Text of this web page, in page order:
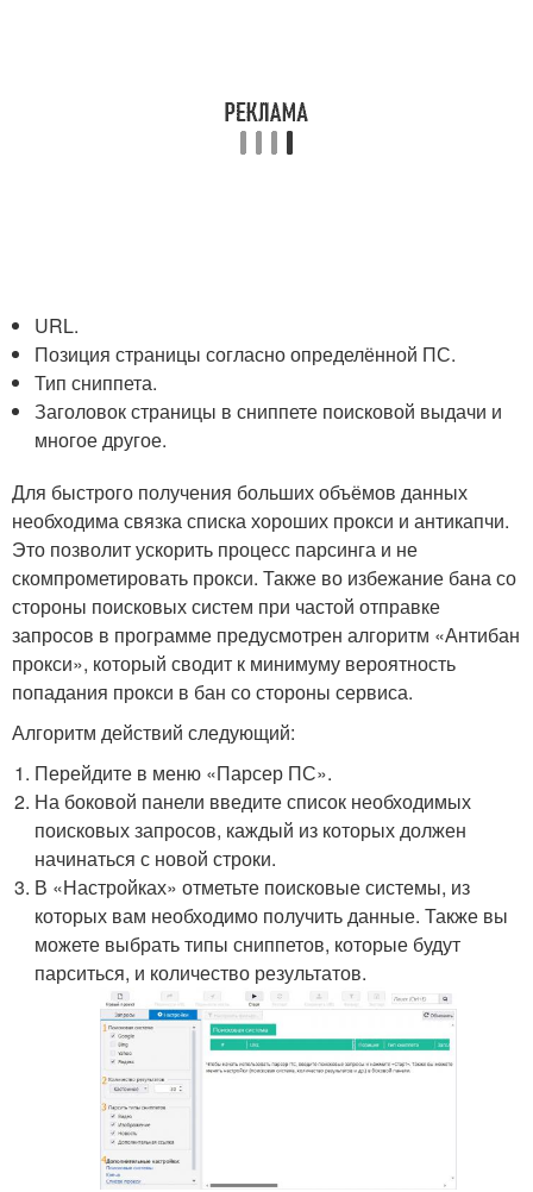
URL.
Позиция страницы согласно определённой ПС.
Тип сниппета.
Заголовок страницы в сниппете поисковой выдачи и
многое другое.
Для быстрого получения больших объёмов данных
необходима связка списка хороших прокси и антикапчи.
Это позволит ускорить процесс парсинга и не
скомпрометировать прокси. Также во избежание бана со
стороны поисковых систем при частой отправке
запросов в программе предусмотрен алгоритм «Антибан
прокси», который сводит к минимуму вероятность
попадания прокси в бан со стороны сервиса.
Алгоритм действий следующий:
Перейдите в меню «Парсер ПС».
На боковой панели введите список необходимых
поисковых запросов, каждый из которых должен
начинаться с новой строки.
В «Настройках» отметьте поисковые системы, из
которых вам необходимо получить данные. Также вы
можете выбрать типы сниппетов, которые будут
парситься, и количество результатов.